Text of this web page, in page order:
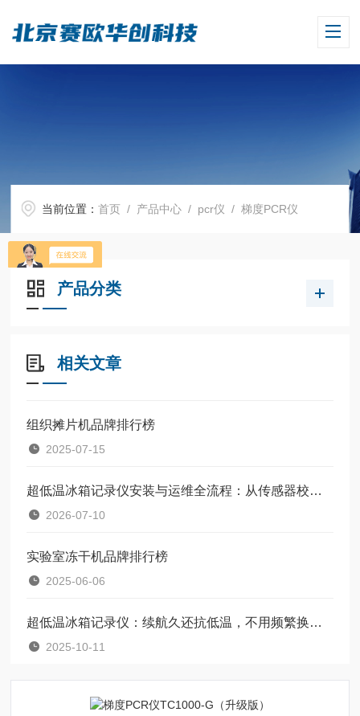
当前位置：首页 / 产品中心 / pcr仪 /梯度PCR仪
产品分类
相关文章
组织摊片机品牌排行榜
2025-07-15
超低温冰箱记录仪安装与运维全流程：从传感器校准、数据备份到年度校验，一文讲透
2026-07-10
实验室冻干机品牌排行榜
2025-06-06
超低温冰箱记录仪：续航久还抗低温，不用频繁换电池，省心又靠谱
2025-10-11